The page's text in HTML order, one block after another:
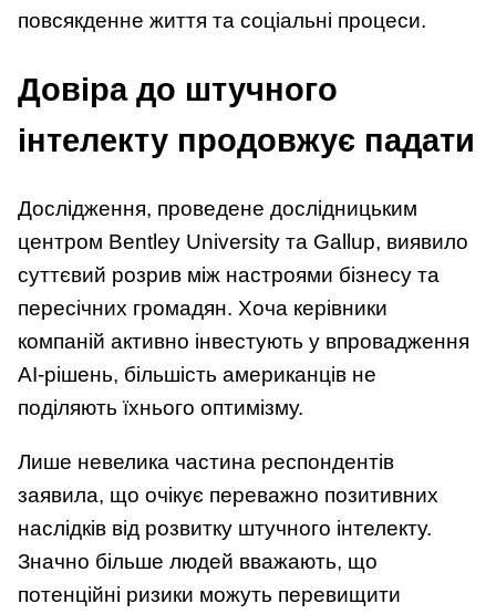
повсякденне життя та соціальні процеси.
Довіра до штучного
інтелекту продовжує падати
Дослідження, проведене дослідницьким
центром Bentley University та Gallup, виявило
суттєвий розрив між настроями бізнесу та
пересічних громадян. Хоча керівники
компаній активно інвестують у впровадження
AI-рішень, більшість американців не
поділяють їхнього оптимізму.
Лише невелика частина респондентів
заявила, що очікує переважно позитивних
наслідків від розвитку штучного інтелекту.
Значно більше людей вважають, що
потенційні ризики можуть перевищити